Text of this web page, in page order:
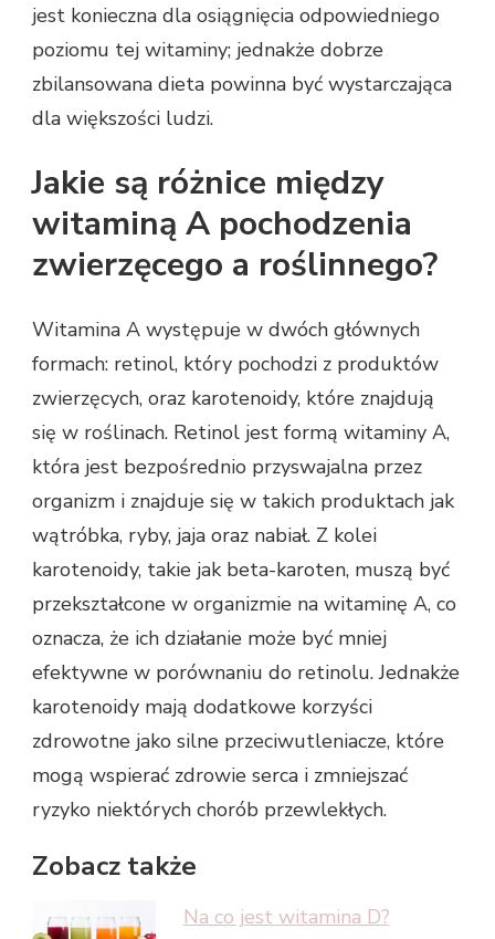
jest konieczna dla osiągnięcia odpowiedniego
poziomu tej witaminy; jednakże dobrze
zbilansowana dieta powinna być wystarczająca
dla większości ludzi.
Jakie są różnice między
witaminą A pochodzenia
zwierzęcego a roślinnego?
Witamina A występuje w dwóch głównych
formach: retinol, który pochodzi z produktów
zwierzęcych, oraz karotenoidy, które znajdują
się w roślinach. Retinol jest formą witaminy A,
która jest bezpośrednio przyswajalna przez
organizm i znajduje się w takich produktach jak
wątróbka, ryby, jaja oraz nabiał. Z kolei
karotenoidy, takie jak beta-karoten, muszą być
przekształcone w organizmie na witaminę A, co
oznacza, że ich działanie może być mniej
efektywne w porównaniu do retinolu. Jednakże
karotenoidy mają dodatkowe korzyści
zdrowotne jako silne przeciwutleniacze, które
mogą wspierać zdrowie serca i zmniejszać
ryzyko niektórych chorób przewlekłych.
Zobacz także
Na co jest witamina D?